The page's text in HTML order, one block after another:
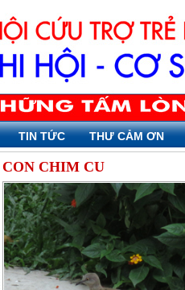
TIN TỨC THƯ CẢM ƠN
CON CHIM CU